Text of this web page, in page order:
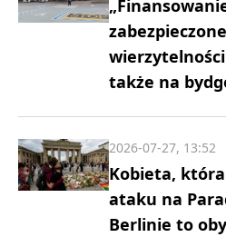
wierzytelności
także na
Kobieta,
ataku na
Berlinie to
2026-07-27, 13:52